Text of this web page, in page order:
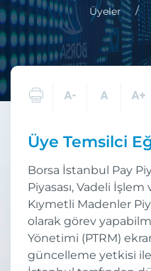
Üyeler
Üye Temsilci
Borsa İstanbul Pay
Piyasası, Vadeli İşlem
Kıymetli Madenler
olarak görev
Yönetimi (PTRM)
güncelleme yetkisi ile